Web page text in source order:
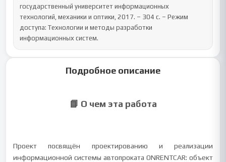
государственный университет информационных
технологий, механики и оптики, 2017. – 304 с. – Режим
доступа: Технологии и методы разработки
информационных систем.
Подробное описание
📘 О чем эта работа
Проект посвящён проектированию и реализации
информационной системы автопроката ONRENTCAR: объект